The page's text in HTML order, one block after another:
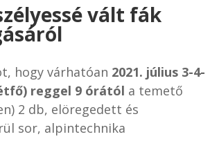
vált fák
hogy várhatóan 2021. július 3-4-
reggel 9 órától a temető
2 db, elöregedett és
sor, alpintechnika